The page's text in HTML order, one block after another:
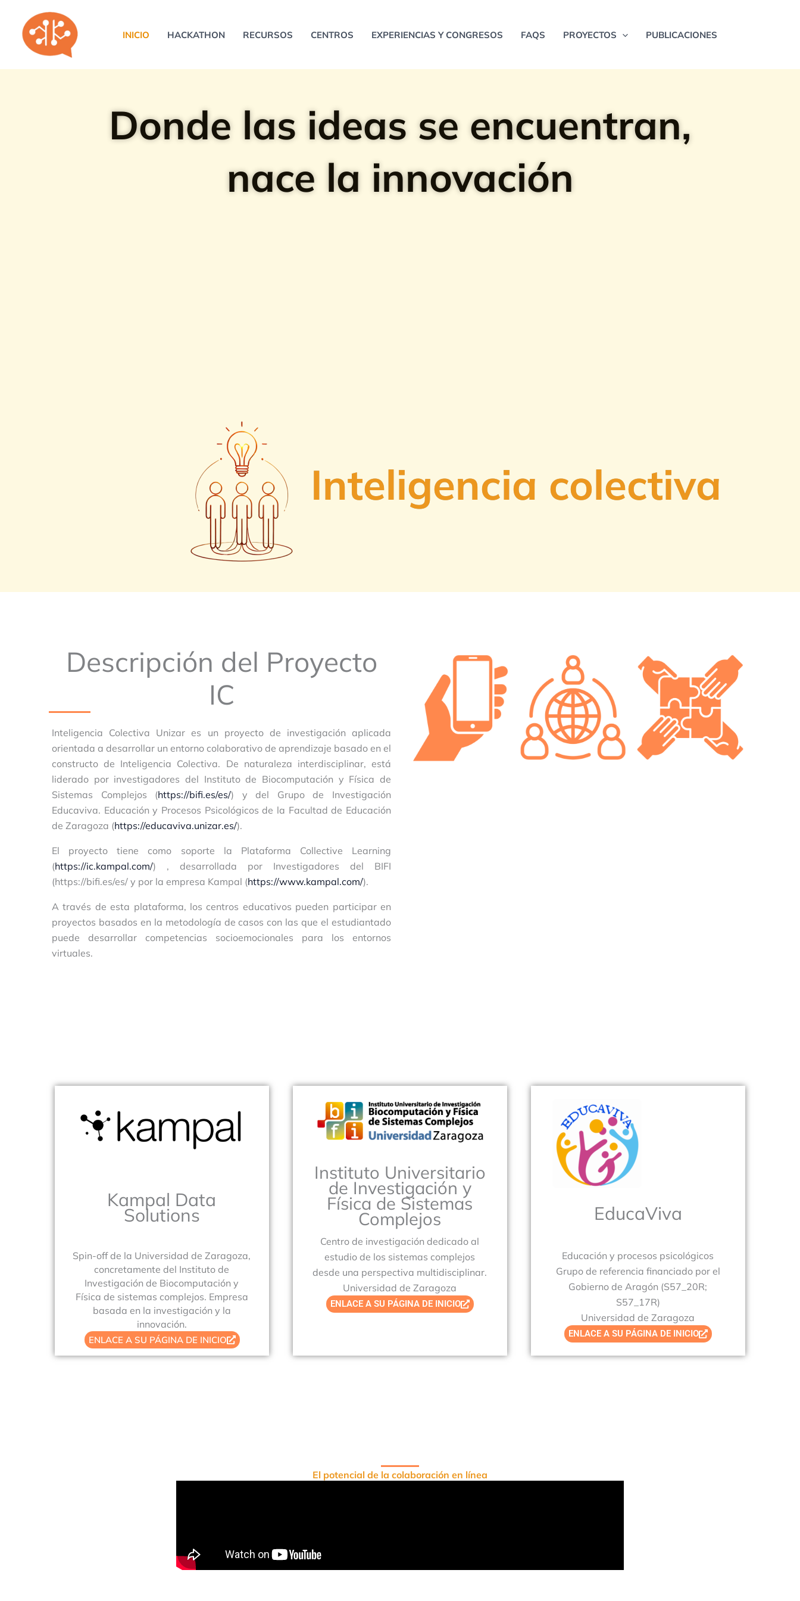
contenido
INICIO HACKATHON RECURSOS CENTROS EXPERIENCIAS Y CONGRESOS FAQS PROYECTOS PUBLICACIONES
Donde las ideas se encuentran,
nace la innovación
Inteligencia colectiva
Descripción del Proyecto
IC
Inteligencia Colectiva Unizar es un proyecto de investigación aplicada
orientada a desarrollar un entorno colaborativo de aprendizaje basado en el
constructo de Inteligencia Colectiva. De naturaleza interdisciplinar, está
liderado por investigadores del Instituto de Biocomputación y Física de
Sistemas Complejos (https://bifi.es/es/) y del Grupo de Investigación
Educaviva. Educación y Procesos Psicológicos de la Facultad de Educación
de Zaragoza (https://educaviva.unizar.es/).
El proyecto tiene como soporte la Plataforma Collective Learning
(https://ic.kampal.com/) , desarrollada por Investigadores del BIFI
(https://bifi.es/es/ y por la empresa Kampal (https://www.kampal.com/).
A través de esta plataforma, los centros educativos pueden participar en
proyectos basados en la metodología de casos con las que el estudiantado
puede desarrollar competencias socioemocionales para los entornos
virtuales.
ENLACE A SU PÁGINA DE INICIO
Kampal Data
Solutions
Spin-off de la Universidad de Zaragoza,
concretamente del Instituto de
Investigación de Biocomputación y
Física de sistemas complejos. Empresa
basada en la investigación y la
innovación.
ENLACE A SU PÁGINA DE INICIO
Instituto Universitario
de Investigación y
Física de Sistemas
Complejos
Centro de investigación dedicado al
estudio de los sistemas complejos
desde una perspectiva multidisciplinar.
Universidad de Zaragoza
EducaViva
Educación y procesos psicológicos
Grupo de referencia financiado por el
Gobierno de Aragón (S57_20R;
S57_17R)
Universidad de Zaragoza
ENLACE A SU PÁGINA DE INICIO
El potencial de la colaboración en línea